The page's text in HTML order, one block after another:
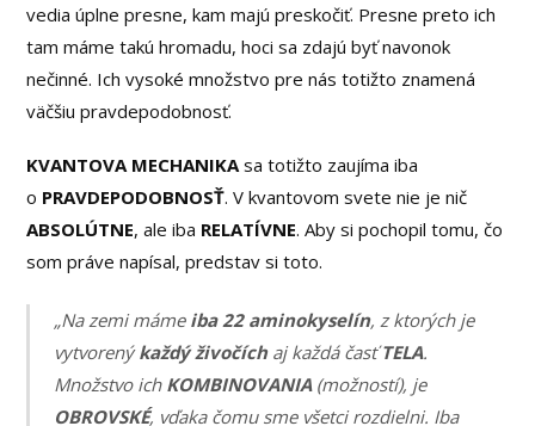
vedia úplne presne, kam majú preskočiť. Presne preto ich
tam máme takú hromadu, hoci sa zdajú byť navonok
nečinné. Ich vysoké množstvo pre nás totižto znamená
väčšiu pravdepodobnosť.
KVANTOVA MECHANIKA sa totižto zaujíma iba
o PRAVDEPODOBNOSŤ. V kvantovom svete nie je nič
ABSOLÚTNE, ale iba RELATÍVNE. Aby si pochopil tomu, čo
som práve napísal, predstav si toto.
„Na zemi máme iba 22 aminokyselín, z ktorých je
vytvorenýkaždý živočíchaj každá časťTELA.
Množstvo ich KOMBINOVANIA(možností), je
OBROVSKÉ, vďaka čomu sme všetci rozdielni. Iba